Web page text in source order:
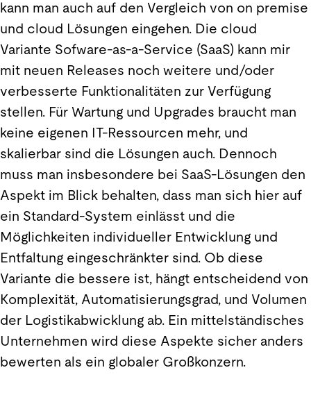
kann man auch auf den Vergleich von on premise
und cloud Lösungen eingehen. Die cloud
Variante Sofware-as-a-Service (SaaS) kann mir
mit neuen Releases noch weitere und/oder
verbesserte Funktionalitäten zur Verfügung
stellen. Für Wartung und Upgrades braucht man
keine eigenen IT-Ressourcen mehr, und
skalierbar sind die Lösungen auch. Dennoch
muss man insbesondere bei SaaS-Lösungen den
Aspekt im Blick behalten, dass man sich hier auf
ein Standard-System einlässt und die
Möglichkeiten individueller Entwicklung und
Entfaltung eingeschränkter sind. Ob diese
Variante die bessere ist, hängt entscheidend von
Komplexität, Automatisierungsgrad, und Volumen
der Logistikabwicklung ab. Ein mittelständisches
Unternehmen wird diese Aspekte sicher anders
bewerten als ein globaler Großkonzern.